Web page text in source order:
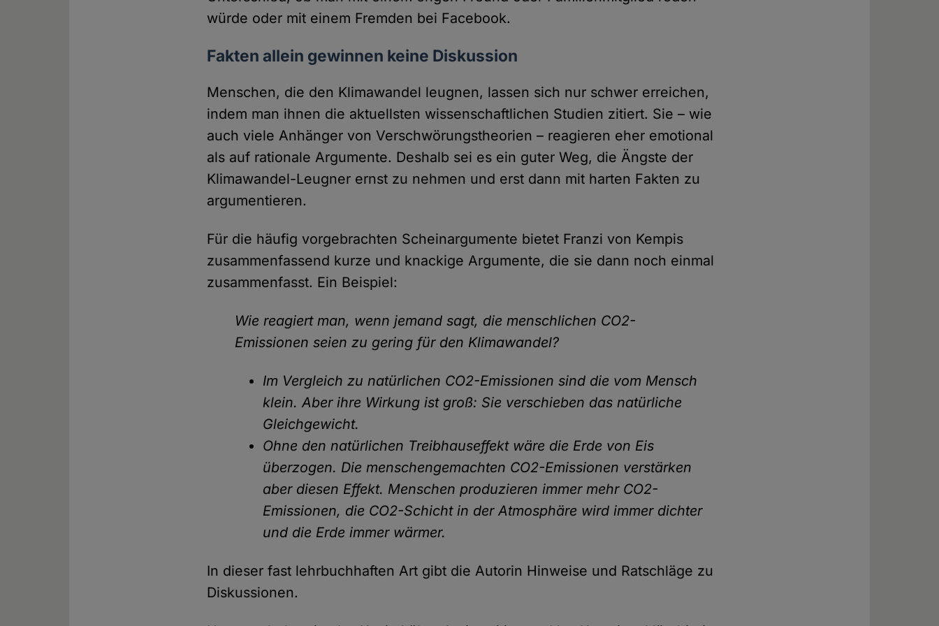
würde oder mit einem Fremden bei Facebook.
Fakten allein gewinnen keine Diskussion
Menschen, die den Klimawandel leugnen, lassen sich nur schwer erreichen,
indem man ihnen die aktuellsten wissenschaftlichen Studien zitiert. Sie – wie
auch viele Anhänger von Verschwörungstheorien – reagieren eher emotional
als auf rationale Argumente. Deshalb sei es ein guter Weg, die Ängste der
Klimawandel-Leugner ernst zu nehmen und erst dann mit harten Fakten zu
argumentieren.
Für die häufig vorgebrachten Scheinargumente bietet Franzi von Kempis
zusammenfassend kurze und knackige Argumente, die sie dann noch einmal
zusammenfasst. Ein Beispiel:
Wie reagiert man, wenn jemand sagt, die menschlichen CO2-
Emissionen seien zu gering für den Klimawandel?
Im Vergleich zu natürlichen CO2-Emissionen sind die vom Mensch
klein. Aber ihre Wirkung ist groß: Sie verschieben das natürliche
Gleichgewicht.
Ohne den natürlichen Treibhauseffekt wäre die Erde von Eis
überzogen. Die menschengemachten CO2-Emissionen verstärken
aber diesen Effekt. Menschen produzieren immer mehr CO2-
Emissionen, die CO2-Schicht in der Atmosphäre wird immer dichter
und die Erde immer wärmer.
In dieser fast lehrbuchhaften Art gibt die Autorin Hinweise und Ratschläge zu
Diskussionen.